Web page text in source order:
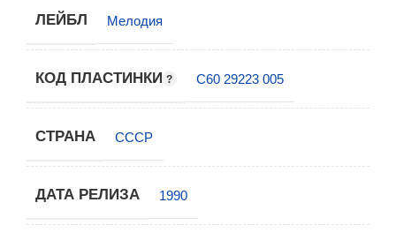
ЛЕЙБЛ Мелодия
КОД ПЛАСТИНКИ С60 29223 005
СТРАНА СССР
ДАТА РЕЛИЗА 1990